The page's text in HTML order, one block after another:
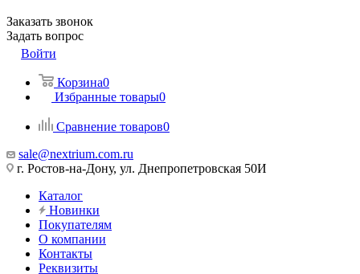
Заказать звонок
Задать вопрос
Войти
Корзина0
Избранные товары0
Сравнение товаров0
sale@nextrium.com.ru
г. Ростов-на-Дону, ул. Днепропетровская 50И
Каталог
Новинки
Покупателям
О компании
Контакты
Реквизиты